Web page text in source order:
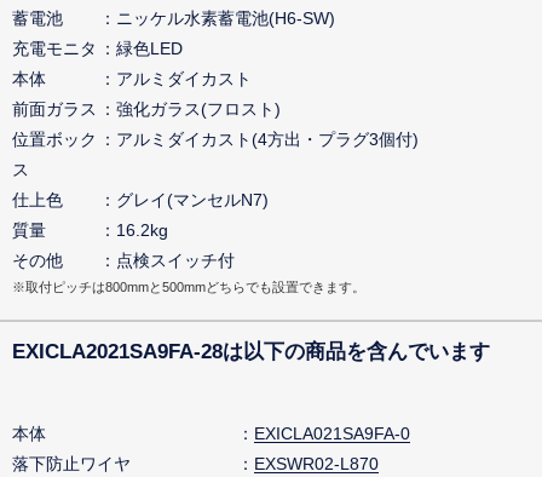
蓄電池
ニッケル水素蓄電池(H6-SW)
充電モニタ
緑色LED
本体
アルミダイカスト
前面ガラス
強化ガラス(フロスト)
位置ボック
ス
アルミダイカスト(4方出・プラグ3個付)
仕上色
グレイ(マンセルN7)
質量
16.2kg
その他
点検スイッチ付
※取付ピッチは800mmと500mmどちらでも設置できます。
EXICLA2021SA9FA-28は以下の商品を含んでいます
本体
EXICLA021SA9FA-0
落下防止ワイヤ
EXSWR02-L870